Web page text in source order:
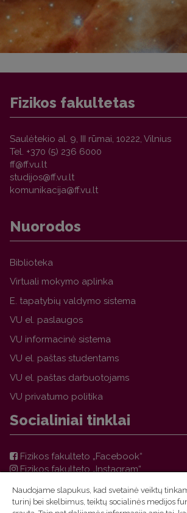
Fizikos fakultetas
Saulėtekio al. 9, III rūmai, 10222, Vilnius
Tel. +370 (5) 236 6000
Nuorodos
Biblioteka
Virtuali mokymo aplinka
E. tapatybių valdymo sistema
VU el. paslaugos
VU informacinė sistema
VU el. paštas studentams
VU el. paštas darbuotojams
VU privatumo politika
Socialiniai tinklai
Fizikos fakulteto „Facebook“
Fizikos fakulteto „Instagram“
VU FF TFAI Molėtų astronomijos
„Facebook“
Naudojame slapukus, kad svetainė veiktų
turinį bei skelbimus, teiktų socialinės medijos